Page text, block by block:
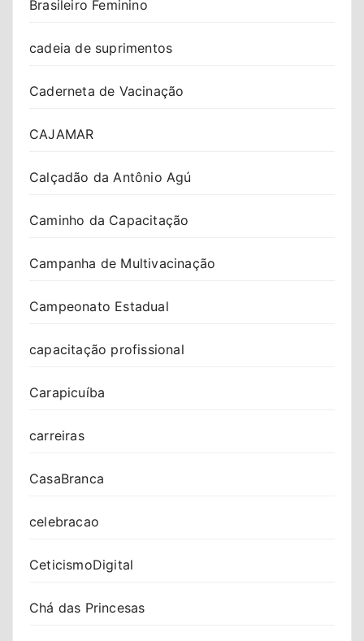
Brasileiro Feminino
cadeia de suprimentos
Caderneta de Vacinação
CAJAMAR
Calçadão da Antônio Agú
Caminho da Capacitação
Campanha de Multivacinação
Campeonato Estadual
capacitação profissional
Carapicuíba
carreiras
CasaBranca
celebracao
CeticismoDigital
Chá das Princesas